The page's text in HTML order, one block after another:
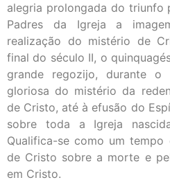
alegria prolongada do triunfo
Padres da Igreja a
realização do mistério de
final do século II, o
grande regozijo, durante
gloriosa do mistério da
de Cristo, até à efusão do
sobre toda a Igreja
Qualifica-se como um
de Cristo sobre a morte e
em Cristo.